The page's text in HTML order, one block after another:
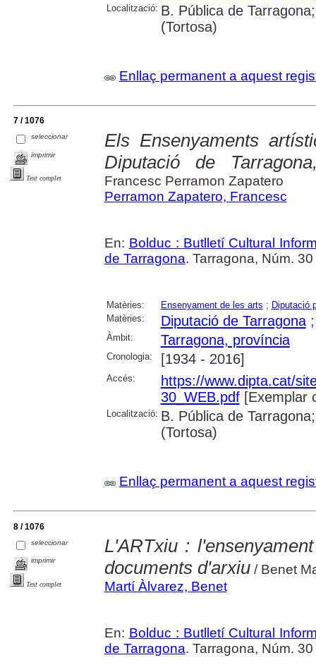
Localització: B. Pública de
(Tortosa)
Enllaç permanent a aquest
7 / 1076
seleccionar
imprimir
Text complet
Els Ensenyaments
Diputació de
Francesc Perramon Zapatero
Perramon Zapatero, Francesc
En: Bolduc : Butlletí Cultural
de Tarragona. Tarragona, Núm.
Matèries: Ensenyament de les arts ; Diputació
Matèries:
Diputació de Tarragona
Àmbit: Tarragona, província
Cronologia: [1934 - 2016]
Accés:
https://www.dipta.cat/
30_WEB.pdf[Exemplar
Localització: B. Pública de
(Tortosa)
Enllaç permanent a aquest
8 / 1076
seleccionar
imprimir
Text complet
L'ARTxiu :
documents d'arxiu/ Benet
Martí Àlvarez, Benet
En: Bolduc : Butlletí Cultural
de Tarragona. Tarragona, Núm.